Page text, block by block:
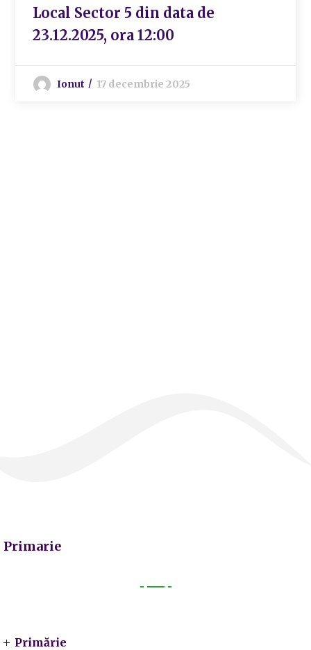
Local Sector 5 din data de
23.12.2025, ora 12:00
Ionut 17 decembrie 2025
Primarie
Primărie